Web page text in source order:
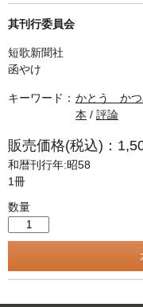
Ｗｅｂ版
美本なし
其刊行委員会
短歌新聞社
函やけ
キーワード： かとう かつ
本 / 評論
販売価格(税込)：
和暦刊行年:昭58
1冊
数量